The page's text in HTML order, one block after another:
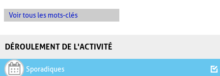
Voir tous les mots-clés
DÉROULEMENT DE L'ACTIVITÉ
Sporadiques